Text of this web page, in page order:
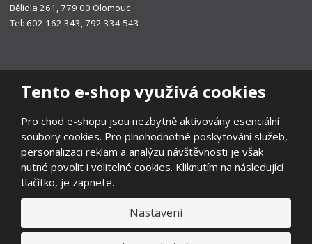
Tento e-shop využívá cookies
Pro chod e-shopu jsou nezbytně aktivovány esenciální
soubory cookies. Pro plnohodnotné poskytování služeb,
personalizaci reklam a analýzu návštěvnosti je však
nutné povolit i volitelné cookies. Kliknutím na následující
tlačítko, je zapnete.
Nastavení
Bělidla 261, 779 00 Olomouc
Tel: 602 162 343, 792 334 543
Prohlášení o přístupnosti|Ochrana osobních údajů|Mapa stránek